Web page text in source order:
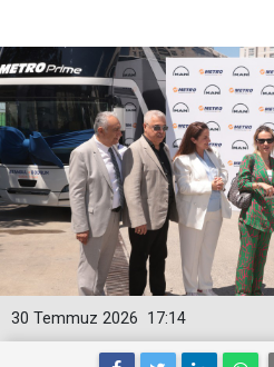
17:14
30 Temmuz 2026